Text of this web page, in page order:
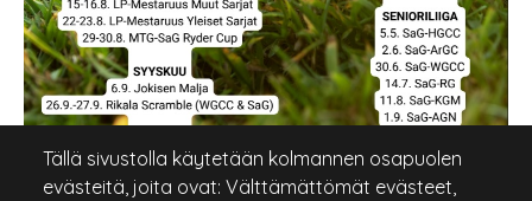
Tällä sivustolla käytetään kolmannen osapuolen
evästeitä, joita ovat: Välttämättömät evästeet,